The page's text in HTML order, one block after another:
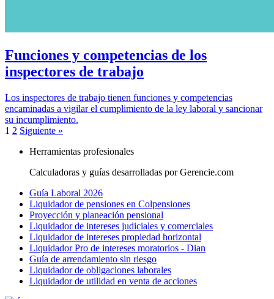
Funciones y competencias de los
inspectores de trabajo
Los inspectores de trabajo tienen funciones y competencias
encaminadas a vigilar el cumplimiento de la ley laboral y sancionar
su incumplimiento.
1 2 Siguiente »
Herramientas profesionales
Calculadoras y guías desarrolladas por Gerencie.com
Guía Laboral 2026
Liquidador de pensiones en Colpensiones
Proyección y planeación pensional
Liquidador de intereses judiciales y comerciales
Liquidador de intereses propiedad horizontal
Liquidador Pro de intereses moratorios - Dian
Guía de arrendamiento sin riesgo
Liquidador de obligaciones laborales
Liquidador de utilidad en venta de acciones